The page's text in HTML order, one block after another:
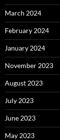
March 2024
February 2024
January 2024
November 2023
August 2023
July 2023
June 2023
May 2023